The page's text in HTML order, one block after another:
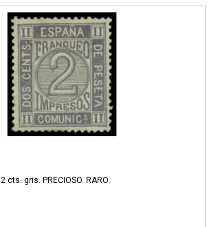
2 cts. gris. PRECIOSO. RARO.